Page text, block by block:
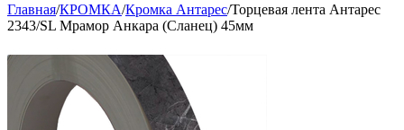
Главная/КРОМКА/Кромка Антарес/Торцевая лента Антарес
2343/SL Мрамор Анкара (Сланец) 45мм